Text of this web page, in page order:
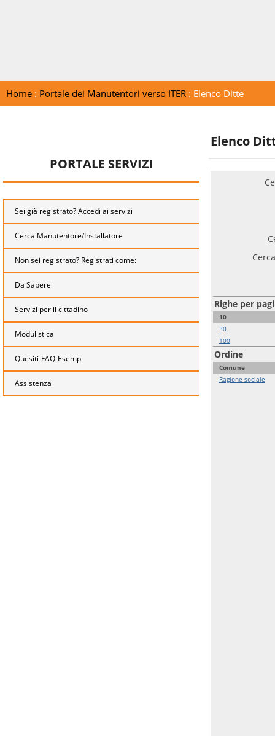
Home: Portale dei Manutentori verso ITER: Elenco Ditte
PORTALE SERVIZI
Sei già registrato? Accedi ai servizi
Cerca Manutentore/Installatore
Non sei registrato? Registrati come:
Da Sapere
Servizi per il cittadino
Modulistica
Quesiti-FAQ-Esempi
Assistenza
Elenco
Righe per
10
30
100
Ordine
Comune
Ragione sociale